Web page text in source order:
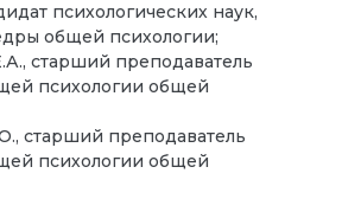
психологических наук,
общей психологии;
старший преподаватель
психологии общей
старший преподаватель
психологии общей